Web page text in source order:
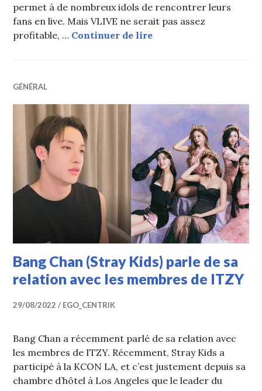
permet à de nombreux idols de rencontrer leurs
fans en live. Mais VLIVE ne serait pas assez
profitable, … Continuer de lireVLIVE va fermer avant
GÉNÉRAL
Bang Chan (Stray Kids) parle de sa
relation avec les membres de ITZY
29/08/2022 EGO_CENTRIK
Bang Chan a récemment parlé de sa relation avec
les membres de ITZY. Récemment, Stray Kids a
participé à la KCON LA, et c’est justement depuis sa
chambre d’hôtel à Los Angeles que le leader du